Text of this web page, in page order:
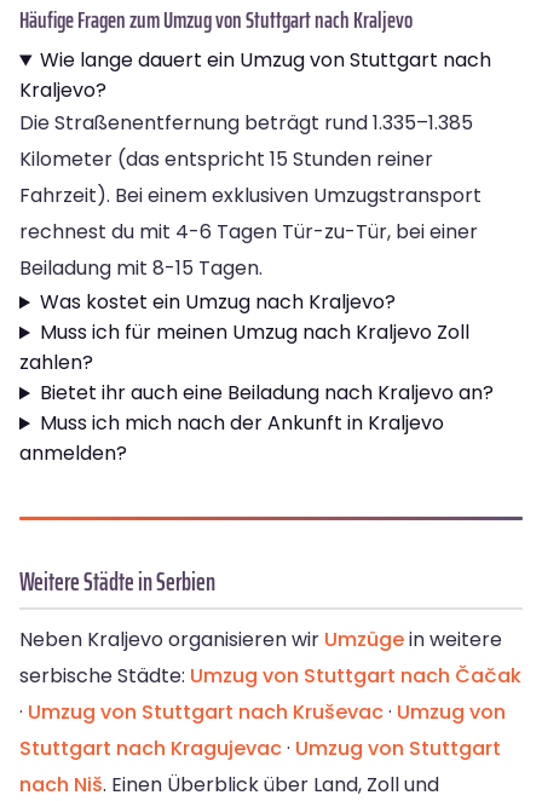
Häufige Fragen zum Umzug von Stuttgart nach Kraljevo
Wie lange dauert ein Umzug von Stuttgart nach
Kraljevo?
Die Straßenentfernung beträgt rund 1.335–1.385
Kilometer (das entspricht 15 Stunden reiner
Fahrzeit). Bei einem exklusiven Umzugstransport
rechnest du mit 4-6 Tagen Tür-zu-Tür, bei einer
Beiladung mit 8-15 Tagen.
Was kostet ein Umzug nach Kraljevo?
Muss ich für meinen Umzug nach Kraljevo Zoll
zahlen?
Bietet ihr auch eine Beiladung nach Kraljevo an?
Muss ich mich nach der Ankunft in Kraljevo
anmelden?
Weitere Städte in Serbien
Neben Kraljevo organisieren wir Umzügein weitere
serbische Städte: Umzug von Stuttgart nach Čačak
· Umzug von Stuttgart nach Kruševac· Umzug von
Stuttgart nach Kragujevac· Umzug von Stuttgart
nach Niš. Einen Überblick über Land, Zoll und